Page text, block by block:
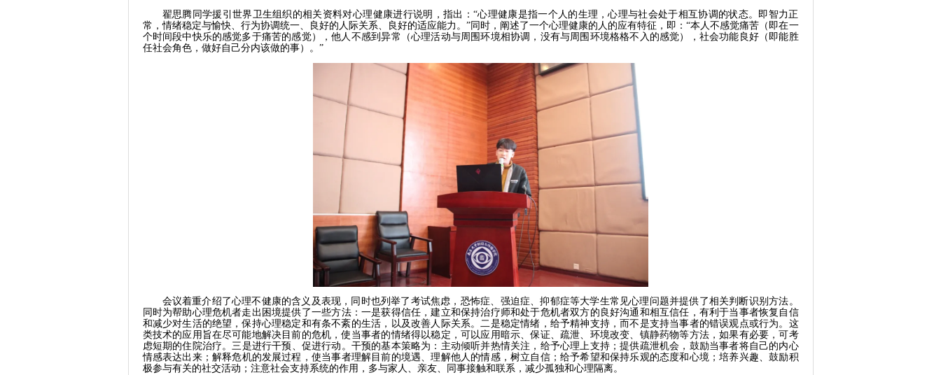
翟思腾同学援引世界卫生组织的相关资料对心理健康进行说明，指出：“心理健康是指一个人的生理，心理与社会处于相互协调的状态。即智力正
常，情绪稳定与愉快、行为协调统一、良好的人际关系、良好的适应能力。”同时，阐述了一个心理健康的人的应有特征，即：“本人不感觉痛苦（即在一
个时间段中快乐的感觉多于痛苦的感觉），他人不感到异常（心理活动与周围环境相协调，没有与周围环境格格不入的感觉），社会功能良好（即能胜
任社会角色，做好自己分内该做的事）。”
会议着重介绍了心理不健康的含义及表现，同时也列举了考试焦虑，恐怖症、强迫症、抑郁症等大学生常见心理问题并提供了相关判断识别方法。
同时为帮助心理危机者走出困境提供了一些方法： 一是获得信任 ，建立和保持治疗师和处于危机者双方的良好沟通和相互信任，有利于当事者恢复自信
和减少对生活的绝望，保持心理稳定和有条不紊的生活，以及改善人际关系。二是稳定情绪 ， 给予精神支持，而不是支持当事者的错误观点或行为。这
类技术的应用旨在尽可能地解决目前的危机，使当事者的情绪得以稳定，可以应用暗示、保证、疏泄、环境改变、镇静药物等方法，如果有必要，可考
虑短期的住院治疗。三是进行干预 、促进行动。 干预的基本策略为： 主动倾听并热情关注，给予心理上支持；提供疏泄机会，鼓励当事者将自己的内心
情感表达出来；解释危机的发展过程，使当事者理解目前的境遇、理解他人的情感，树立自信；给予希望和保持乐观的态度和心境；培养兴趣、鼓励积
极参与有关的社交活动；注意社会支持系统的作用，多与家人、亲友、同事接触和联系，减少孤独和心理隔离。